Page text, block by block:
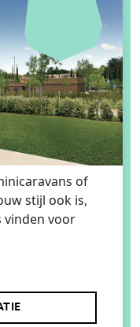
of
stijl ook is,
vinden voor